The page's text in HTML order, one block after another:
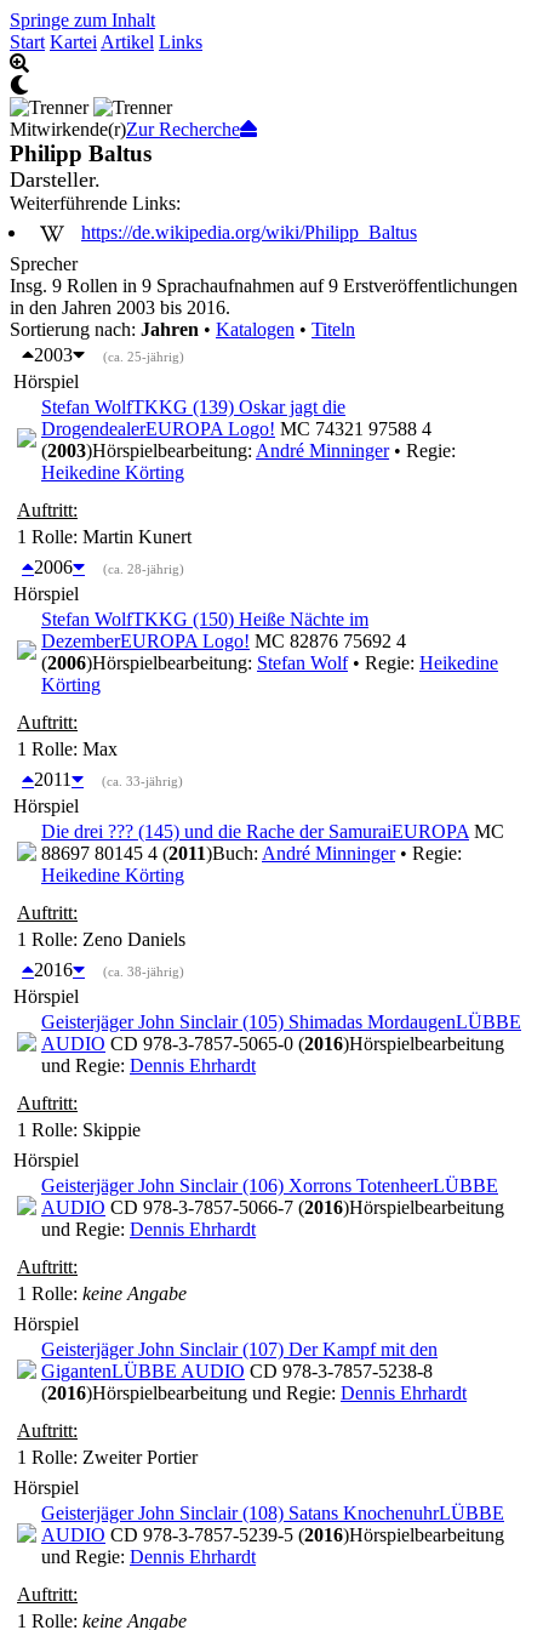
Springe zum Inhalt
Start Kartei Artikel Links
Mitwirkende(r)Zur Recherche
Philipp Baltus
Darsteller.
Weiterführende Links:
https://de.wikipedia.org/wiki/Philipp_Baltus
Sprecher
Insg. 9 Rollen in 9 Sprachaufnahmen auf 9 Erstveröffentlichungen
in den Jahren 2003 bis 2016.
Sortierung nach: Jahren • Katalogen • Titeln
2003
(ca. 25-jährig)
Hörspiel
Stefan WolfTKKG (139) Oskar jagt die
DrogendealerEUROPA Logo! MC 74321 97588 4
(2003)Hörspielbearbeitung: André Minninger• Regie:
Heikedine Körting
Auftritt:
1 Rolle: Martin Kunert
2006
(ca. 28-jährig)
Hörspiel
Stefan WolfTKKG (150) Heiße Nächte im
DezemberEUROPA Logo! MC 82876 75692 4
(2006)Hörspielbearbeitung: Stefan Wolf• Regie: Heikedine
Körting
Auftritt:
1 Rolle: Max
2011
(ca. 33-jährig)
Hörspiel
Die drei ??? (145) und die Rache der SamuraiEUROPA MC
88697 80145 4 (2011)Buch: André Minninger• Regie:
Heikedine Körting
Auftritt:
1 Rolle: Zeno Daniels
2016
(ca. 38-jährig)
Hörspiel
Geisterjäger John Sinclair (105) Shimadas MordaugenLÜBBE
AUDIO CD 978-3-7857-5065-0 (2016)Hörspielbearbeitung
und Regie: Dennis Ehrhardt
Auftritt:
1 Rolle: Skippie
Hörspiel
Geisterjäger John Sinclair (106) Xorrons TotenheerLÜBBE
AUDIO CD 978-3-7857-5066-7 (2016)Hörspielbearbeitung
und Regie: Dennis Ehrhardt
Auftritt:
1 Rolle: keine Angabe
Hörspiel
Geisterjäger John Sinclair (107) Der Kampf mit den
GigantenLÜBBE AUDIO CD 978-3-7857-5238-8
(2016)Hörspielbearbeitung und Regie: Dennis Ehrhardt
Auftritt:
1 Rolle: Zweiter Portier
Hörspiel
Geisterjäger John Sinclair (108) Satans KnochenuhrLÜBBE
AUDIO CD 978-3-7857-5239-5 (2016)Hörspielbearbeitung
und Regie: Dennis Ehrhardt
Auftritt:
1 Rolle: keine Angabe